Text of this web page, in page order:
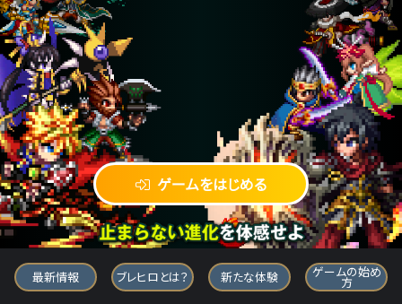
ゲームをはじめる
ブレイブ フロンティア ヒーローズ
最新情報 ブレヒロとは？ 新たな体験 ゲームの始め
方